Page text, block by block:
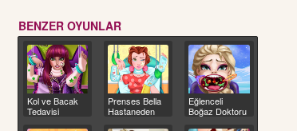
BENZER OYUNLAR
Kol ve Bacak
Tedavisi
Prenses Bella
Hastaneden
Eğlenceli
Boğaz Doktoru